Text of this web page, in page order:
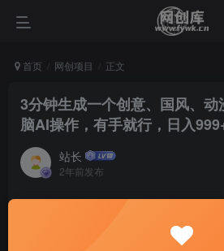
首页 网创项目 正文
3分钟生成一个创意、国风、
脑AI操作，有手就行，日入
站长
2年前发布